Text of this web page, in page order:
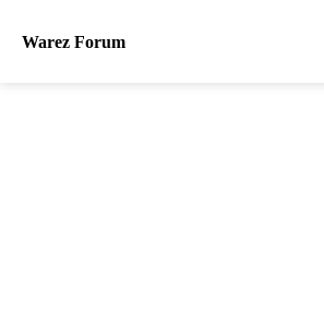
Warez Forum